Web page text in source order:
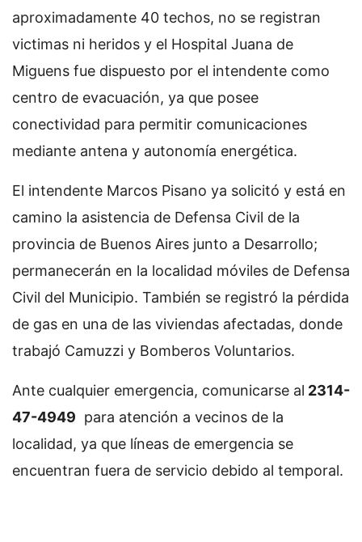
aproximadamente 40 techos, no se registran
victimas ni heridos y el Hospital Juana de
Miguens fue dispuesto por el intendente como
centro de evacuación, ya que posee
conectividad para permitir comunicaciones
mediante antena y autonomía energética.
El intendente Marcos Pisano ya solicitó y está en
camino la asistencia de Defensa Civil de la
provincia de Buenos Aires junto a Desarrollo;
permanecerán en la localidad móviles de Defensa
Civil del Municipio. También se registró la pérdida
de gas en una de las viviendas afectadas, donde
trabajó Camuzzi y Bomberos Voluntarios.
Ante cualquier emergencia, comunicarse al 2314-
47-4949 para atención a vecinos de la
localidad, ya que líneas de emergencia se
encuentran fuera de servicio debido al temporal.